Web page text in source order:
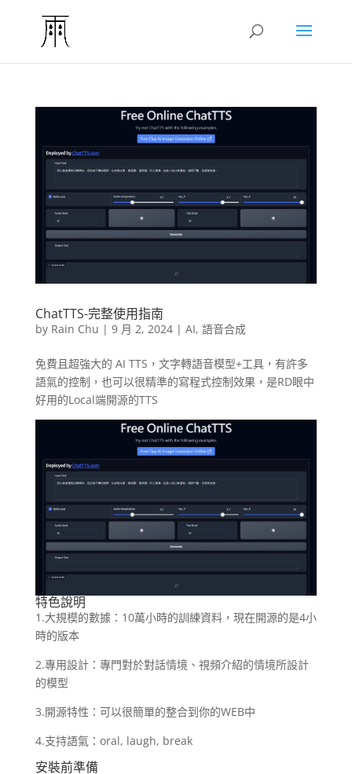
ChatTTS-完整使用指南
by Rain Chu | 9 月 2, 2024| AI, 語音合成
免費且超強大的 AI TTS，文字轉語音模型+工具，有許多
語氣的控制，也可以很精準的寫程式控制效果，是RD眼中
好用的Local端開源的TTS
特色說明
1.大規模的數據：10萬小時的訓練資料，現在開源的是4小
時的版本
2.專用設計：專門對於對話情境、視頻介紹的情境所設計
的模型
3.開源特性：可以很簡單的整合到你的WEB中
4.支持語氣：oral, laugh, break
安裝前準備